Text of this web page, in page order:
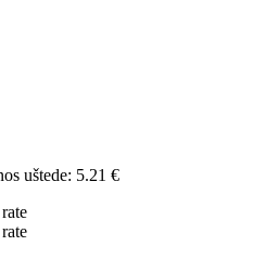
uštede: 5.21 €